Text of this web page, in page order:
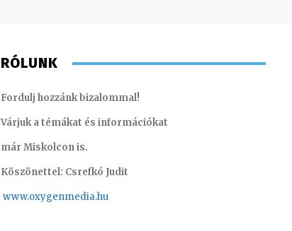
RÓLUNK
Fordulj hozzánk bizalommal!
Várjuk a témákat és információkat
már Miskolcon is.
Köszönettel: Csrefkó Judit
www.oxygenmedia.hu